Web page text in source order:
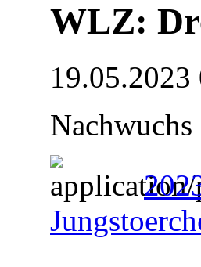
WLZ:
19.05.2023
Nachwuchs